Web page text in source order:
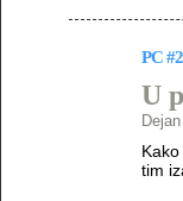
PC
U
tim